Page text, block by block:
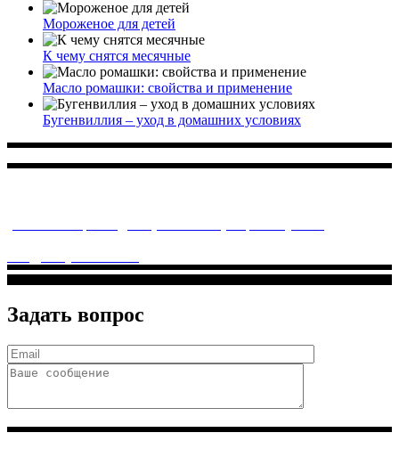
Мороженое для детей
К чему снятся месячные
Масло ромашки: свойства и применение
Бугенвиллия – уход в домашних условиях
Задать вопрос